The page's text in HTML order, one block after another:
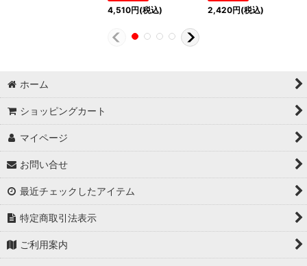
4,510円(税込) 2,420円(税込)
ホーム
ショッピングカート
マイページ
お問い合せ
最近チェックしたアイテム
特定商取引法表示
ご利用案内